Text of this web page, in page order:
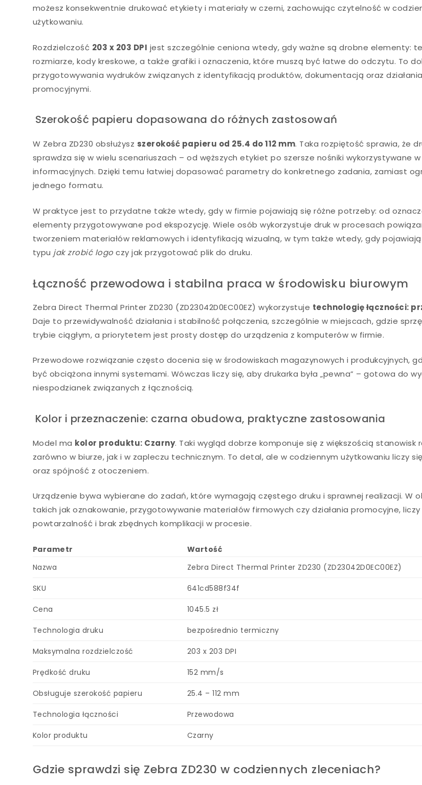
możesz konsekwentnie drukować etykiety i materiały w czerni, zachowując czytelność w
użytkowaniu.
Rozdzielczość 203 x 203 DPI jest szczególnie ceniona wtedy, gdy ważne są drobne elementy:
rozmiarze, kody kreskowe, a także grafiki i oznaczenia, które muszą być łatwe do odczytu. To
przygotowywania wydruków związanych z identyfikacją produktów, dokumentacją oraz
promocyjnymi.
Szerokość papieru dopasowana do różnych zastosowań
W Zebra ZD230 obsłużysz szerokość papieru od 25.4 do 112 mm. Taka rozpiętość sprawia, że
sprawdza się w wielu scenariuszach – od węższych etykiet po szersze nośniki wykorzystywane
informacyjnych. Dzięki temu łatwiej dopasować parametry do konkretnego zadania, zamiast
jednego formatu.
W praktyce jest to przydatne także wtedy, gdy w firmie pojawiają się różne potrzeby: od
elementy przygotowywane pod ekspozycję. Wiele osób wykorzystuje druk w procesach
tworzeniem materiałów reklamowych i identyfikacją wizualną, w tym także wtedy, gdy
typu jak zrobić logo czy jak przygotować plik do druku.
Łączność przewodowa i stabilna praca w środowisku biurowym
Zebra Direct Thermal Printer ZD230 (ZD23042D0EC00EZ) wykorzystuje technologię łączności:
Daje to przewidywalność działania i stabilność połączenia, szczególnie w miejscach, gdzie
trybie ciągłym, a priorytetem jest prosty dostęp do urządzenia z komputerów w firmie.
Przewodowe rozwiązanie często docenia się w środowiskach magazynowych i produkcyjnych,
być obciążona innymi systemami. Wówczas liczy się, aby drukarka była „pewna” – gotowa do
niespodzianek związanych z łącznością.
Kolor i przeznaczenie: czarna obudowa, praktyczne zastosowania
Model ma kolor produktu: Czarny. Taki wygląd dobrze komponuje się z większością stanowisk
zarówno w biurze, jak i w zapleczu technicznym. To detal, ale w codziennym użytkowaniu liczy
oraz spójność z otoczeniem.
Urządzenie bywa wybierane do zadań, które wymagają częstego druku i sprawnej realizacji. W
takich jak oznakowanie, przygotowywanie materiałów firmowych czy działania promocyjne, liczy
powtarzalność i brak zbędnych komplikacji w procesie.
Parametr
Wartość
Nazwa
Zebra Direct Thermal Printer ZD230 (ZD23042D0EC00EZ)
SKU 641cd588f34f
Cena 1045.5 zł
Technologia druku bezpośrednio termiczny
Maksymalna rozdzielczość 203 x 203 DPI
Prędkość druku 152 mm/s
Obsługuje szerokość papieru 25.4 – 112 mm
Technologia łączności Przewodowa
Kolor produktu Czarny
Gdzie sprawdzi się Zebra ZD230 w codziennych zleceniach?